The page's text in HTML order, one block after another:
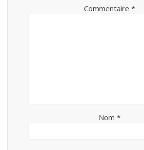
Commentaire *
Nom *